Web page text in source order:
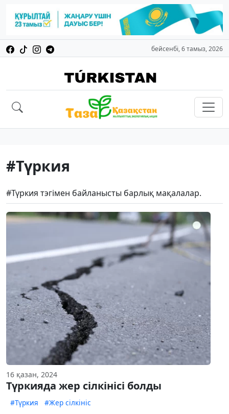
бейсенбі, 6 тамыз, 2026
#Түркия
#Түркия тэгімен байланысты барлық мақалалар.
16 қазан, 2024
Түркияда жер сілкінісі болды
#Түркия #Жер сілкініс